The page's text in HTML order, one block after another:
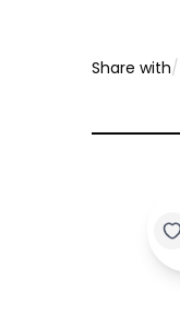
Share with/